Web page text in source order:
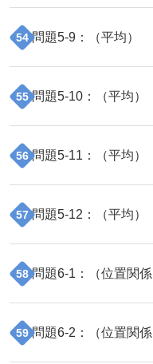
54 問題5-9 ：（平均）
55 問題5-10 ：（平均）
56 問題5-11 ：（平均）
57 問題5-12 ：（平均）
58 問題6-1 ：（位置関係
59 問題6-2 ：（位置関係